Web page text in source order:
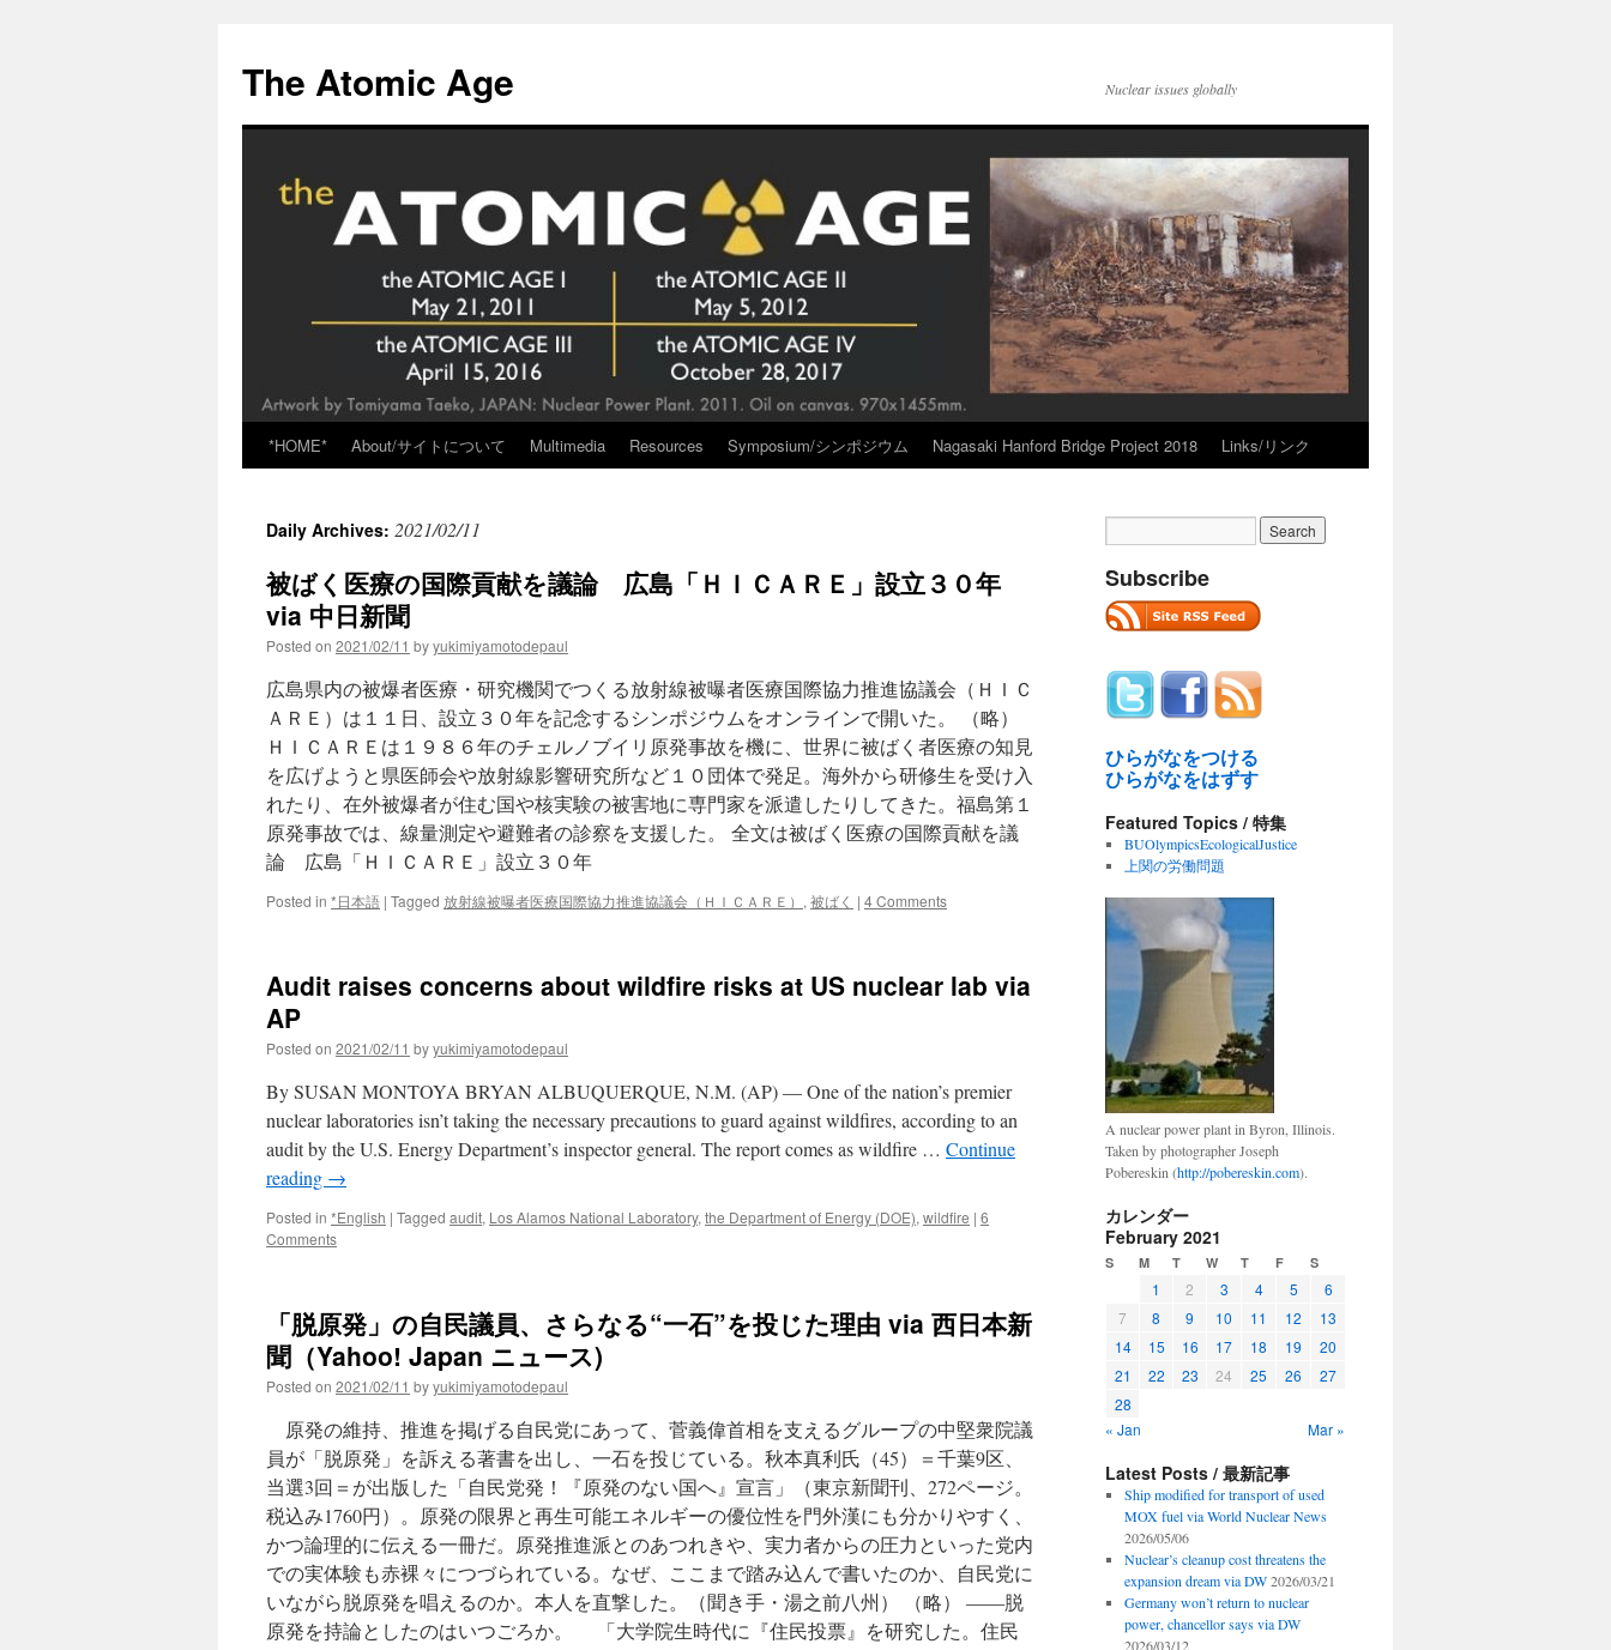
content
The Atomic Age Nuclear issues globally
*HOME* About/サイトについて Multimedia Resources Symposium/シンポジウム Nagasaki Hanford Bridge Project 2018 Links/リンク
Daily Archives: 2021/02/11
被ばく医療の国際貢献を議論 広島「ＨＩＣＡＲＥ」設立３０年
via 中日新聞
Posted on 2021/02/11 byyukimiyamotodepaul
広島県内の被爆者医療・研究機関でつくる放射線被曝者医療国際協力推進協議会（ＨＩＣ
ＡＲＥ）は１１日、設立３０年を記念するシンポジウムをオンラインで開いた。 （略）
ＨＩＣＡＲＥは１９８６年のチェルノブイリ原発事故を機に、世界に被ばく者医療の知見
を広げようと県医師会や放射線影響研究所など１０団体で発足。海外から研修生を受け入
れたり、在外被爆者が住む国や核実験の被害地に専門家を派遣したりしてきた。福島第１
原発事故では、線量測定や避難者の診察を支援した。 全文は被ばく医療の国際貢献を議
論 広島「ＨＩＣＡＲＥ」設立３０年
Posted in *日本語 | Tagged 放射線被曝者医療国際協力推進協議会（ＨＩＣＡＲＥ） , 被ばく | 4 Comments
Audit raises concerns about wildfire risks at US nuclear lab via
AP
Posted on 2021/02/11 byyukimiyamotodepaul
By SUSAN MONTOYA BRYAN ALBUQUERQUE, N.M. (AP) — One of the nation’s premier
nuclear laboratories isn’t taking the necessary precautions to guard against wildfires, according to an
audit by the U.S. Energy Department’s inspector general. The report comes as wildfire … Continue
reading →
Posted in *English | Tagged audit, Los Alamos National Laboratory, the Department of Energy (DOE), wildfire | 6
Comments
「脱原発」の自民議員、さらなる“一石”を投じた理由 via 西日本新
聞（Yahoo! Japan ニュース)
Posted on 2021/02/11 byyukimiyamotodepaul
原発の維持、推進を掲げる自民党にあって、菅義偉首相を支えるグループの中堅衆院議
員が「脱原発」を訴える著書を出し、一石を投じている。秋本真利氏（45）＝千葉9区、
当選3回＝が出版した「自民党発！『原発のない国へ』宣言」（東京新聞刊、272ページ。
税込み1760円）。原発の限界と再生可能エネルギーの優位性を門外漢にも分かりやすく、
かつ論理的に伝える一冊だ。原発推進派とのあつれきや、実力者からの圧力といった党内
での実体験も赤裸々につづられている。なぜ、ここまで踏み込んで書いたのか、自民党に
いながら脱原発を唱えるのか。本人を直撃した。（聞き手・湯之前八州） （略） ――脱
原発を持論としたのはいつごろか。 「大学院生時代に『住民投票』を研究した。住民
Subscribe
ひらがなをつける
ひらがなをはずす
Featured Topics / 特集
BUOlympicsEcologicalJustice
上関の労働問題
A nuclear power plant in Byron, Illinois.
Taken by photographer Joseph
Pobereskin (http://pobereskin.com).
カレンダー
February 2021
S M T W T F S
1 2 3 4 5
6
7
8 9 10 11 12
13
14
15 16 17 18 19
20
21
22 23 24 25 26
27
28
« Jan
Mar »
Latest Posts / 最新記事
Ship modified for transport of used
MOX fuel via World Nuclear News
2026/05/06
Nuclear’s cleanup cost threatens the
expansion dream via DW 2026/03/21
Germany won’t return to nuclear
power, chancellor says via DW
2026/03/12